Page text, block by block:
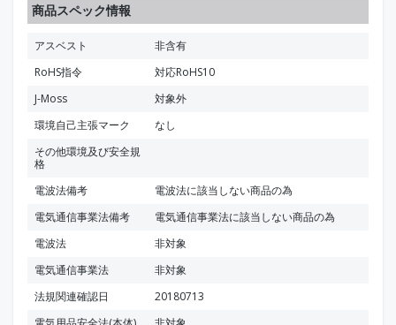
商品スペック情報
アスベスト
非含有
RoHS指令
対応RoHS10
J-Moss
対象外
環境自己主張マーク
なし
その他環境及び安全規
格
電波法備考
電波法に該当しない商品の為
電気通信事業法備考
電気通信事業法に該当しない商品の為
電波法
非対象
電気通信事業法
非対象
法規関連確認日
20180713